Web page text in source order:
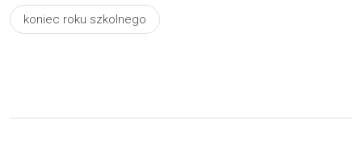
koniec roku szkolnego